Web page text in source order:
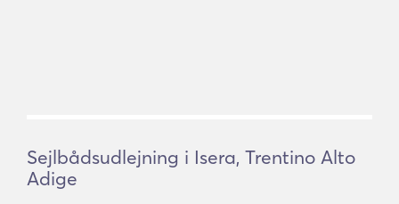
Sejlbådsudlejning i Isera, Trentino Alto
Adige